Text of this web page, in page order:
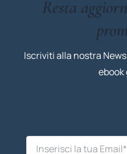
Resta
Iscriviti alla nostra